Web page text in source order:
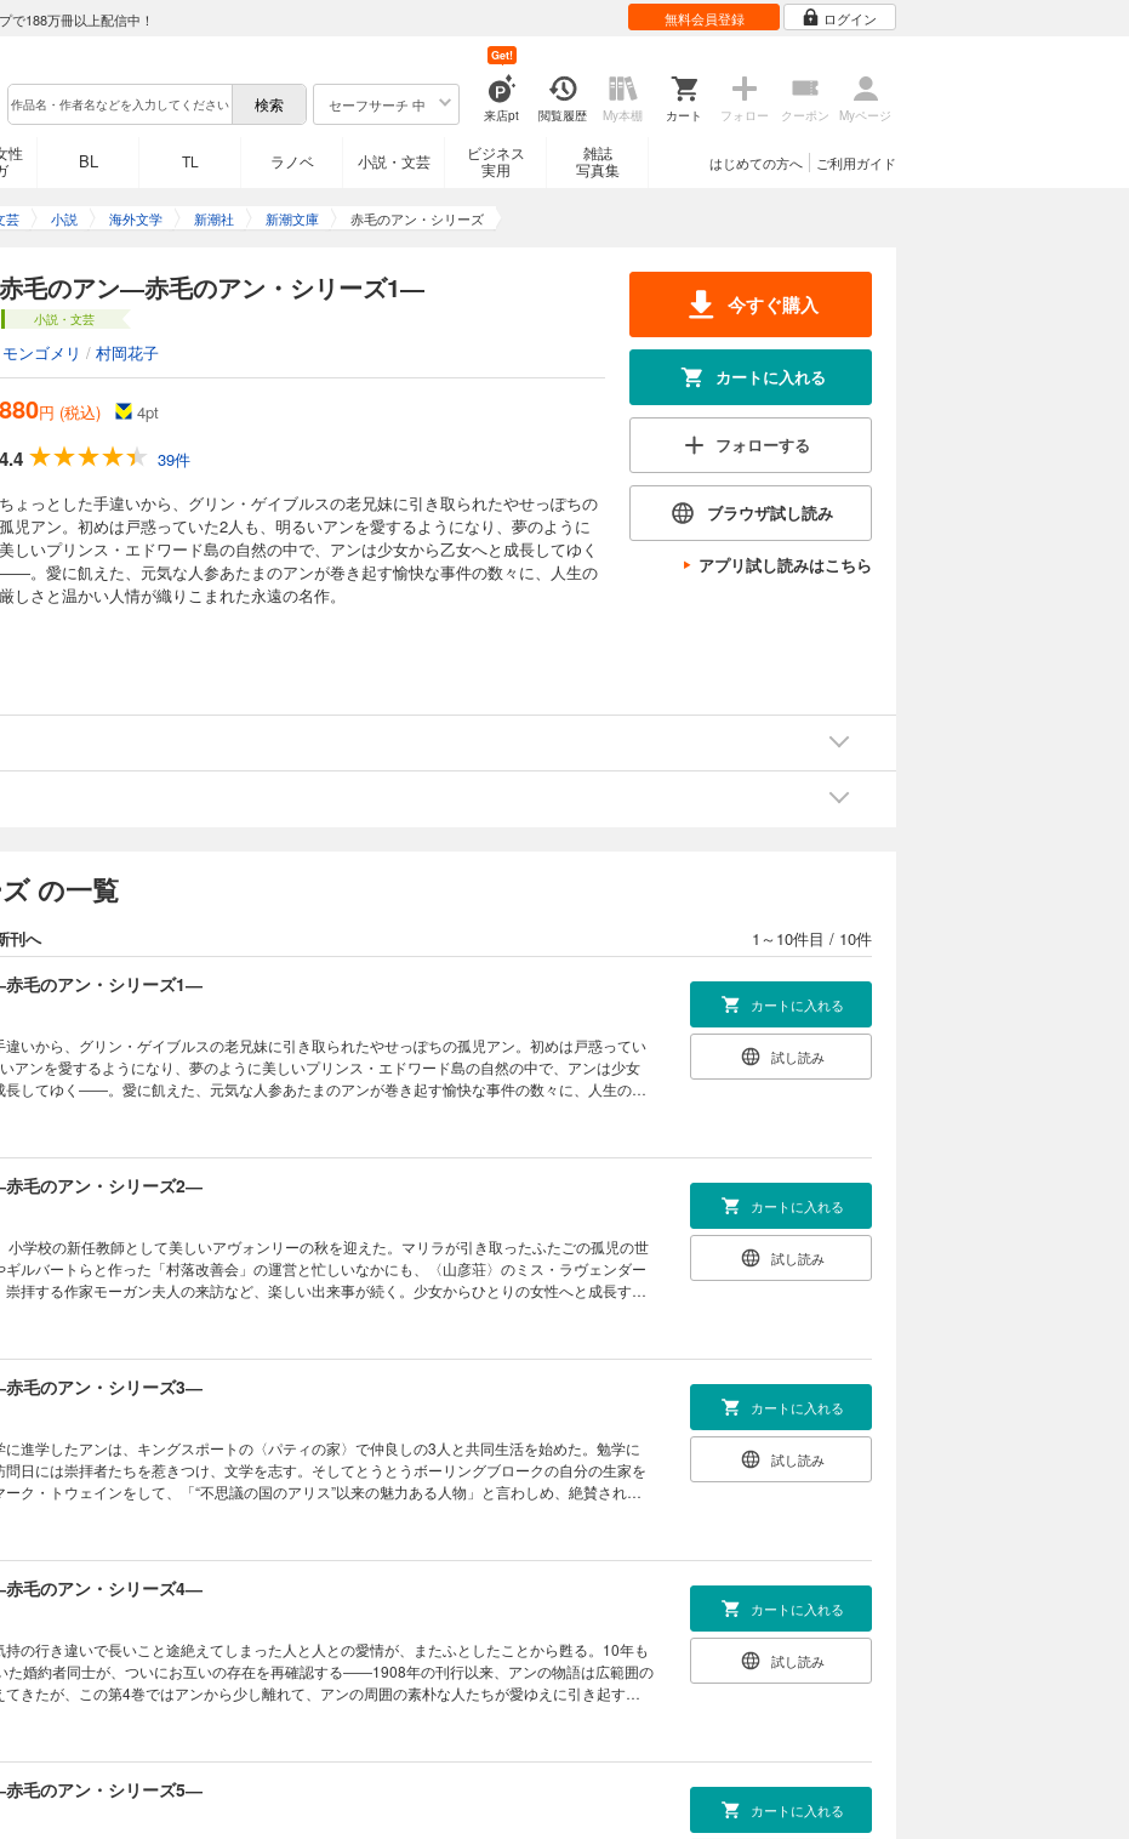
で188万冊以上配信中！ 無料会員登録 ログイン
セーフサーチ 中
来店pt
Get!
閲覧履歴 My本棚 カート フォロー クーポン Myページ
性
BL TL ラノベ 小説・文芸
ビジネス
実用
雑誌
写真集
ご利用ガイド
はじめての方へ
芸 小説 海外文学 新潮社 新潮文庫 赤毛のアン・シリーズ
赤毛のアン―赤毛のアン・シリーズ1―
小説・文芸
モンゴメリ / 村岡花子
880円 (税込) 4pt
4.4
39件
ちょっとした手違いから、グリン・ゲイブルスの老兄妹に引き取られたやせっぽちの
孤児アン。初めは戸惑っていた2人も、明るいアンを愛するようになり、夢のように
美しいプリンス・エドワード島の自然の中で、アンは少女から乙女へと成長してゆく
――。愛に飢えた、元気な人参あたまのアンが巻き起す愉快な事件の数々に、人生の
厳しさと温かい人情が織りこまれた永遠の名作。
今すぐ購入
カートに入れる
フォローする
ブラウザ試し読み
アプリ試し読みはこちら
の一覧
刊へ 1～10件目 / 10件
毛のアン・シリーズ1―
違いから、グリン・ゲイブルスの老兄妹に引き取られたやせっぽちの孤児アン。初めは戸惑ってい
アンを愛するようになり、夢のように美しいプリンス・エドワード島の自然の中で、アンは少女
長してゆく――。愛に飢えた、元気な人参あたまのアンが巻き起す愉快な事件の数々に、人生の厳
カートに入れる
試し読み
毛のアン・シリーズ2―
小学校の新任教師として美しいアヴォンリーの秋を迎えた。マリラが引き取ったふたごの孤児の世
ギルバートらと作った「村落改善会」の運営と忙しいなかにも、〈山彦荘〉のミス・ラヴェンダー
崇拝する作家モーガン夫人の来訪など、楽しい出来事が続く。少女からひとりの女性へと成長する
カートに入れる
試し読み
毛のアン・シリーズ3―
に進学したアンは、キングスポートの〈パティの家〉で仲良しの3人と共同生活を始めた。勉学に
問日には崇拝者たちを惹きつけ、文学を志す。そしてとうとうボーリングブロークの自分の生家を
ク・トウェインをして、「“不思議の国のアリス”以来の魅力ある人物」と言わしめ、絶賛された
カートに入れる
試し読み
毛のアン・シリーズ4―
持の行き違いで長いこと途絶えてしまった人と人との愛情が、またふとしたことから甦る。10年も
た婚約者同士が、ついにお互いの存在を再確認する――1908年の刊行以来、アンの物語は広範囲の
てきたが、この第4巻ではアンから少し離れて、アンの周囲の素朴な人たちが愛ゆえに引き起す、
カートに入れる
試し読み
毛のアン・シリーズ5―
カートに入れる